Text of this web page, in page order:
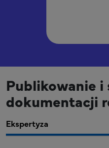
Publikowanie i
dokumentacji
Ekspertyza